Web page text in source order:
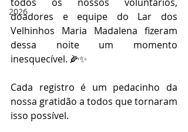
2026
doadores e equipe do Lar dos
Velhinhos Maria Madalena fizeram
dessa noite um momento
inesquecível. 🌽✨
Cada registro é um pedacinho da
nossa gratidão a todos que tornaram
isso possível.